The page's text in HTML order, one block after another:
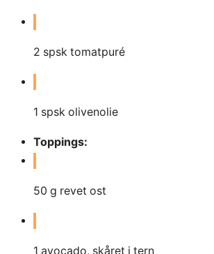
2 spsk tomatpuré
1 spsk olivenolie
Toppings:
50 g revet ost
1 avocado, skåret i tern